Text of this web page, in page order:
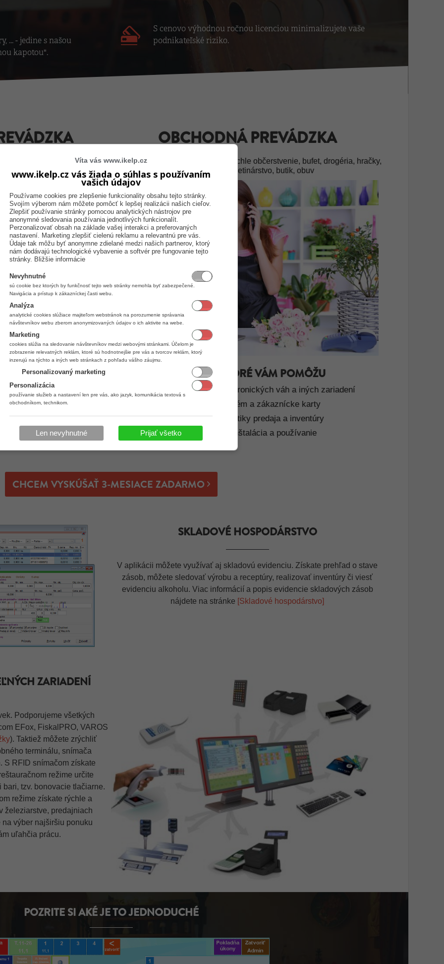
... - jedine s našou
kapotou".
S cenovo výhodnou ročnou licenciou minimalizujete vaše
podnikateľské riziko.
výčap, cukráreň, fitness
VÁS
na osoby
pri bare
alkoholu
kontrolou
OBCHODNÁ PREVÁDZKA
potraviny, mäsiarstvo, oblečenie, rýchle občerstvenie, bufet, drogéria, hračky,
pre zvieratká, kvetinárstvo, butik, obuv
FUNKCIE, KTORÉ VÁM POMÔŽU
Podpora snímačov, elektronických váh a iných zariadení
Vernostný systém a zákaznícke karty
Prehľadné štatistiky predaja a inventúry
Jednoduchá inštalácia a používanie
CHCEM VYSKÚŠAŤ 3-MESIACE ZADARMO
SKLADOVÉ HOSPODÁRSTVO
V aplikácii môžete využívať aj skladovú evidenciu. Získate prehľad o stave
zásob, môžete sledovať výrobu a receptúry, realizovať inventúry či viesť
evidenciu alkoholu. Viac informácií a popis evidencie skladových zásob
nájdete na stránke [Skladové hospodárstvo]
ZARIADENÍ
Podporujeme všetkých
EFox, FiskalPRO, VAROS
). Taktiež môžete zrýchliť
terminálu, snímača
S RFID snímačom získate
režime určite
tzv. bonovacie tlačiarne.
režime získate rýchle a
železiarstve, predajniach
výber najširšiu ponuku
uľahčia prácu.
POZRITE SI AKÉ JE TO JEDNODUCHÉ
Víta vás www.ikelp.cz
www.ikelp.cz vás žiada o súhlas s používaním
vašich údajov
Používame cookies pre zlepšenie funkcionality obsahu tejto stránky.
Svojím výberom nám môžete pomôcť k lepšej realizácii našich cieľov.
Zlepšiť používanie stránky pomocou analytických nástrojov pre
anonymné sledovania používania jednotlivých funkcionalít.
Perzonalizovať obsah na základe vašej interakci a preferovaných
nastavení. Marketing zlepšiť cielenú reklamu a relevantnú pre vás.
Údaje tak môžu byť anonymne zdielané medzi našich partnerov, ktorý
nám dodávajú technologické vybavenie a softvér pre fungovanie tejto
stránky. Bližšie informácie
Nevyhnutné
sú cookie bez ktorých by funkčnosť tejto web stránky nemohla byť zabezpečené.
Navigácia a prístup k zákazníckej časti webu.
Analýza
analytické cookies slúžiace majiteľom webstránok na porozumenie správania
návštevníkov webu zberom anonymizovaných údajov o ich aktivite na webe.
Marketing
cookies slúžia na sledovanie návštevníkov medzi webovými stránkami. Účelom je
zobrazenie relevatných reklám, ktoré sú hodnotnejšie pre vás a tvorcov reklám, ktorý
inzerujú na týchto a iných web stránkach z pohľadu vášho záujmu.
Personalizovaný marketing
Personalizácia
používanie služieb a nastavení len pre vás, ako jazyk, komunikácia textová s
obchodníkom, technikom.
Len nevyhnutné Prijať všetko